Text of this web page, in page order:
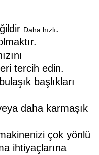
Daha hızlı.
tercih edin.
başlıkları
daha karmaşık
çok yönlü
ihtiyaçlarına